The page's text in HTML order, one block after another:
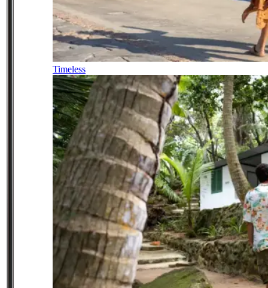
Timeless